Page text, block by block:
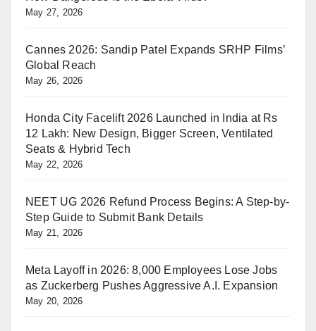
May 27, 2026
Cannes 2026: Sandip Patel Expands SRHP Films’
Global Reach
May 26, 2026
Honda City Facelift 2026 Launched in India at Rs
12 Lakh: New Design, Bigger Screen, Ventilated
Seats & Hybrid Tech
May 22, 2026
NEET UG 2026 Refund Process Begins: A Step-by-
Step Guide to Submit Bank Details
May 21, 2026
Meta Layoff in 2026: 8,000 Employees Lose Jobs
as Zuckerberg Pushes Aggressive A.I. Expansion
May 20, 2026